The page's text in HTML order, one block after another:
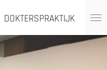
DOKTERSPRAKTIJK